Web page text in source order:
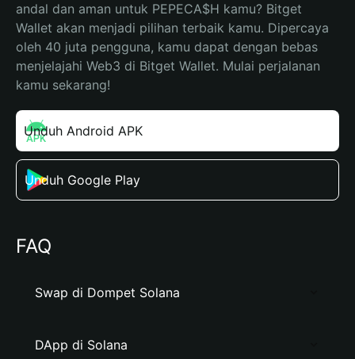
andal dan aman untuk PEPECA$H kamu? Bitget
Wallet akan menjadi pilihan terbaik kamu. Dipercaya
oleh 40 juta pengguna, kamu dapat dengan bebas
menjelajahi Web3 di Bitget Wallet. Mulai perjalanan
kamu sekarang!
Unduh Android APK
Unduh Google Play
FAQ
Swap di Dompet Solana
DApp di Solana